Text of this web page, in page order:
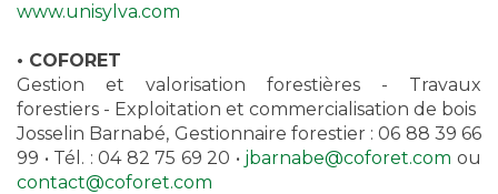
www.unisylva.com
• COFORET
Gestion et valorisation forestières - Travaux
forestiers - Exploitation et commercialisation de bois
Josselin Barnabé, Gestionnaire forestier : 06 88 39 66
99 • Tél. : 04 82 75 69 20 • jbarnabe@coforet.com ou
contact@coforet.com